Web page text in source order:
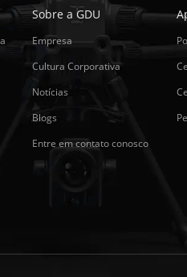
Sobre a GDU
Empresa
Cultura Corporativa
Notícias
Blogs
Entre em contato conosco